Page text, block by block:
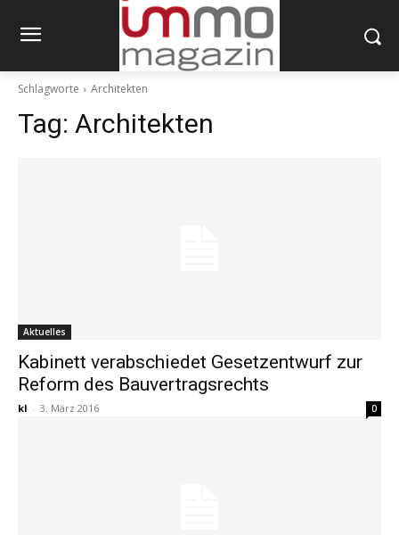
Schlagworte Architekten
Tag: Architekten
Aktuelles
Kabinett verabschiedet Gesetzentwurf zur
Reform des Bauvertragsrechts
kl - 3. März 2016 0